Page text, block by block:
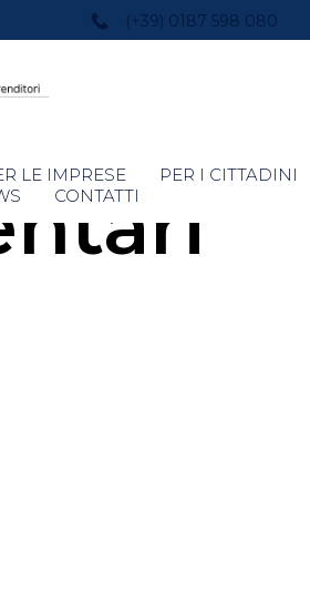
(+39) 0187 598 080
LE IMPRESE
PER I CITTADINI
CONTATTI